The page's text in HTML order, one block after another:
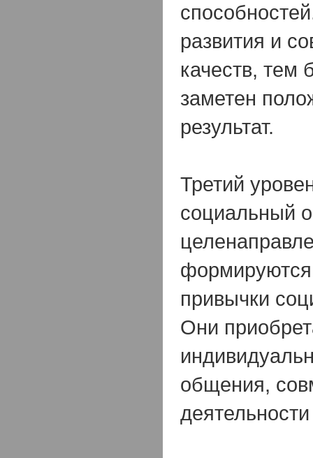
развития и
качеств, тем
заметен
результат.
Третий
социальный
привычки
Они
общения,